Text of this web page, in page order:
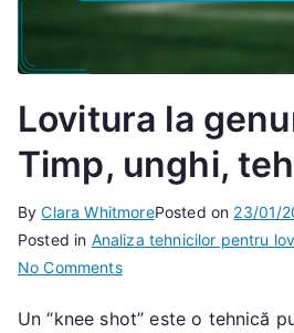
Lovitura la
Timp, unghi,
ByClara WhitmorePosted on 23/01/
Posted in Analiza tehnicilor pentru
No Commentson
la
Un “knee shot” este o tehnică